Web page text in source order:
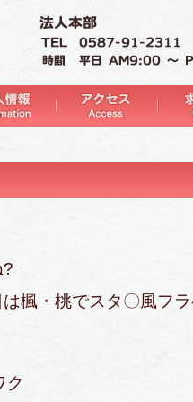
楓・桃でスタ〇風フラ
ク